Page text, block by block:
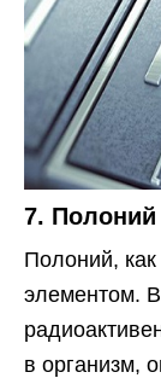
7. Полоний
Полоний,
элементом.
в организм,